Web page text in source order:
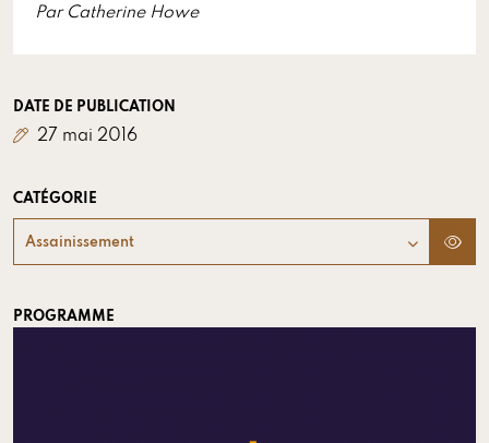
Par Catherine Howe
DATE DE PUBLICATION
27 mai 2016
CATÉGORIE
Assainissement
PROGRAMME